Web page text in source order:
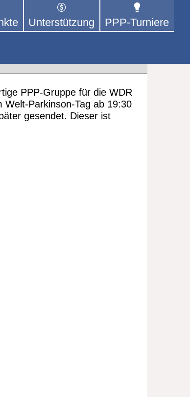
– mit dem Mittel
Unterstützung PPP-Turniere
PPP-Gruppe für die WDR
Parkinson-Tag ab 19:30
gesendet. Dieser ist